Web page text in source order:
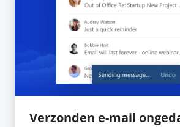
Verzonden e-mail